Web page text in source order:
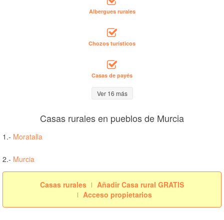
Albergues rurales
Chozos turísticos
Casas de payés
Ver 16 más
Casas rurales en pueblos de Murcia
1.- Moratalla
2.- Murcia
Casas rurales
Añadir Casa rural GRATIS
Acceso propietarios